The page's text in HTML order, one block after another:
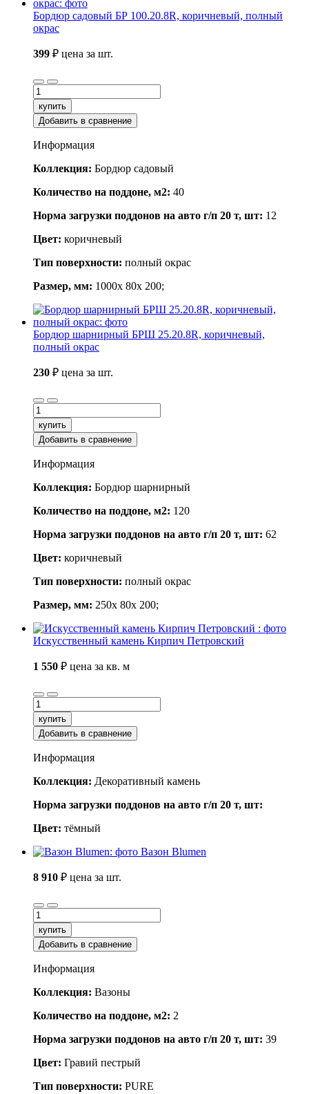
Бордюр садовый БР 100.20.8R, коричневый, полный
окрас
399 ₽ цена за шт.
купить
Добавить в сравнение
Информация
Коллекция: Бордюр садовый
Количество на поддоне, м2: 40
Норма загрузки поддонов на авто г/п 20 т, шт: 12
Цвет: коричневый
Тип поверхности: полный окрас
Размер, мм: 1000x 80x 200;
Бордюр шарнирный БРШ 25.20.8R, коричневый,
полный окрас
230 ₽ цена за шт.
купить
Добавить в сравнение
Информация
Коллекция: Бордюр шарнирный
Количество на поддоне, м2: 120
Норма загрузки поддонов на авто г/п 20 т, шт: 62
Цвет: коричневый
Тип поверхности: полный окрас
Размер, мм: 250x 80x 200;
Искусственный камень Кирпич Петровский
1 550 ₽ цена за кв. м
купить
Добавить в сравнение
Информация
Коллекция: Декоративный камень
Норма загрузки поддонов на авто г/п 20 т, шт:
Цвет: тёмный
Вазон Blumen
8 910 ₽ цена за шт.
купить
Добавить в сравнение
Информация
Коллекция: Вазоны
Количество на поддоне, м2: 2
Норма загрузки поддонов на авто г/п 20 т, шт: 39
Цвет: Гравий пестрый
Тип поверхности: PURE